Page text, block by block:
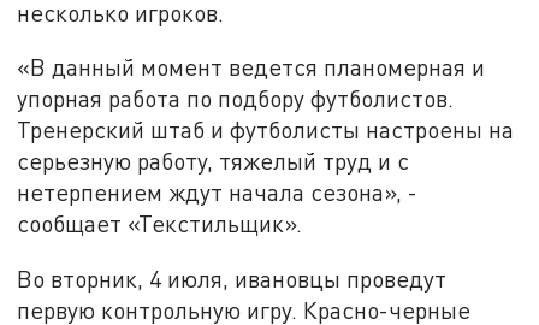
несколько игроков.
«В данный момент ведется планомерная и
упорная работа по подбору футболистов.
Тренерский штаб и футболисты настроены на
серьезную работу, тяжелый труд и с
нетерпением ждут начала сезона», -
сообщает «Текстильщик».
Во вторник, 4 июля, ивановцы проведут
первую контрольную игру. Красно-черные